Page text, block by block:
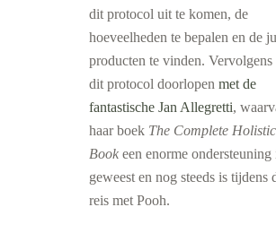
dit protocol uit te komen, de
hoeveelheden te bepalen en de
producten te vinden.
dit protocol doorlopen met de
fantastische Jan Allegretti,
haar boek The Complete
Book een enorme ondersteuning
geweest en nog steeds is tijdens
reis met Pooh.